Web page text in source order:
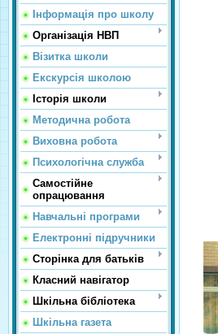
Інформація про школу
Організація НВП
Візитка школи
Екскурсія школою
Історія школи
Методична робота
Виховна робота
Психологічна служба
Самостійне
опрацювання
Навчальні програми
Електронні підручники
Сторінка для батьків
Класний навігатор
Шкільна бібліотека
Шкільна газета